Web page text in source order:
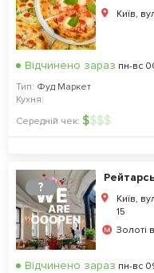
Київ,
Відчинено зараз пн-вс
Тип: Фуд Маркет
Кухня:
Середній чек: $$$$
?
Київ,
15
Золоті
Відчинено зараз пн-вс